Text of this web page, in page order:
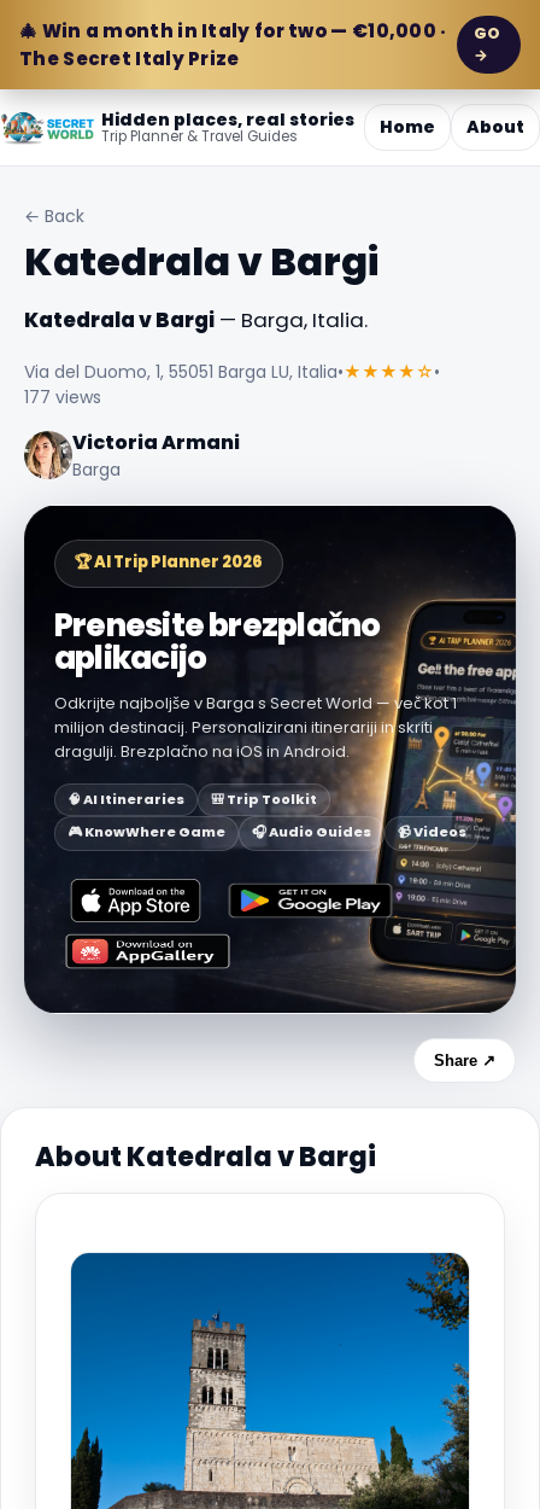
🎄 Win a month in Italy for two — €10,000 ·
The Secret Italy Prize
GO
→
Hidden places, real stories
Trip Planner & Travel Guides Home About
← Back
Katedrala v Bargi
Katedrala v Bargi — Barga, Italia.
Via del Duomo, 1, 55051 Barga LU, Italia•★★★★☆•
177 views
Victoria Armani
Barga
🏆 AI Trip Planner 2026
Prenesite brezplačno
aplikacijo
Odkrijte najboljše v Barga s Secret World — več kot 1
milijon destinacij. Personalizirani itinerariji in skriti
dragulji. Brezplačno na iOS in Android.
🧠 AI Itineraries
🎒 Trip Toolkit
🎮 KnowWhere Game
🎧 Audio Guides 📹 Videos
Share ↗
About Katedrala v Bargi